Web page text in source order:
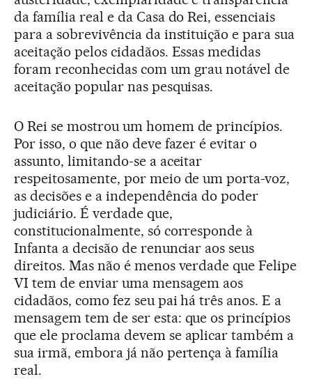
da família real e da Casa do Rei, essenciais
para a sobrevivência da instituição e para sua
aceitação pelos cidadãos. Essas medidas
foram reconhecidas com um grau notável de
aceitação popular nas pesquisas.
O Rei se mostrou um homem de princípios.
Por isso, o que não deve fazer é evitar o
assunto, limitando-se a aceitar
respeitosamente, por meio de um porta-voz,
as decisões e a independência do poder
judiciário. É verdade que,
constitucionalmente, só corresponde à
Infanta a decisão de renunciar aos seus
direitos. Mas não é menos verdade que Felipe
VI tem de enviar uma mensagem aos
cidadãos, como fez seu pai há três anos. E a
mensagem tem de ser esta: que os princípios
que ele proclama devem se aplicar também a
sua irmã, embora já não pertença à família
real.